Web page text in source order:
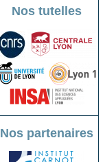
Nos tutelles
Nos partenaires